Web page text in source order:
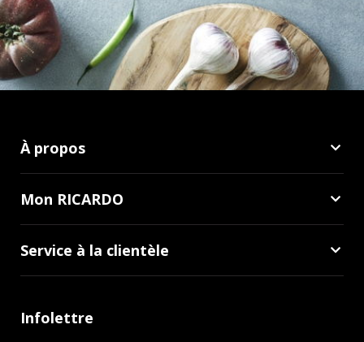
À propos
Mon RICARDO
Service à la clientèle
Infolettre